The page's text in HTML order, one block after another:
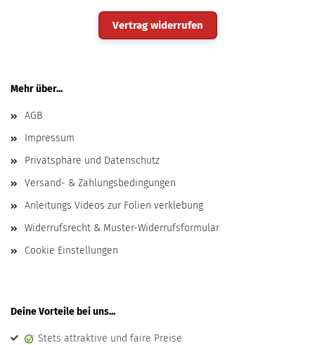
Vertrag widerrufen
Mehr über...
AGB
Impressum
Privatsphäre und Datenschutz
Versand- & Zahlungsbedingungen
Anleitungs Videos zur Folien verklebung
Widerrufsrecht & Muster-Widerrufsformular
Cookie Einstellungen
Deine Vorteile bei uns...
Stets attraktive und faire Preise